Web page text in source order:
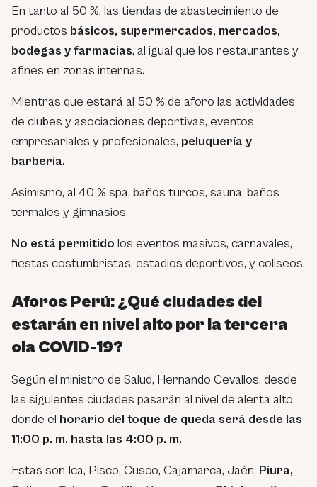
En tanto al 50 %, las tiendas de abastecimiento de
productos básicos, supermercados, mercados,
bodegas y farmacias, al igual que los restaurantes y
afines en zonas internas.
Mientras que estará al 50 % de aforo las actividades
de clubes y asociaciones deportivas, eventos
empresariales y profesionales, peluquería y
barbería.
Asimismo, al 40 % spa, baños turcos, sauna, baños
termales y gimnasios.
No está permitido los eventos masivos, carnavales,
fiestas costumbristas, estadios deportivos, y coliseos.
Aforos Perú: ¿Qué ciudades del
estarán en nivel alto por la tercera
ola COVID-19?
Según el ministro de Salud, Hernando Cevallos, desde
las siguientes ciudades pasarán al nivel de alerta alto
donde el horario del toque de queda será desde las
11:00 p. m. hasta las 4:00 p. m.
Estas son Ica, Pisco, Cusco, Cajamarca, Jaén, Piura,